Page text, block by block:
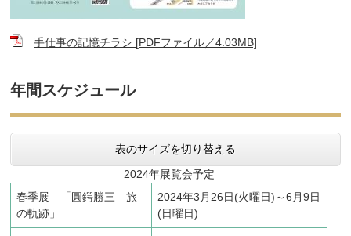
手仕事の記憶チラシ [PDFファイル／4.03MB]
年間スケジュール
表のサイズを切り替える
2024年展覧会予定
春季展 「圓鍔勝三 旅
の軌跡」
2024年3月26日(火曜日)～6月9日
(日曜日)